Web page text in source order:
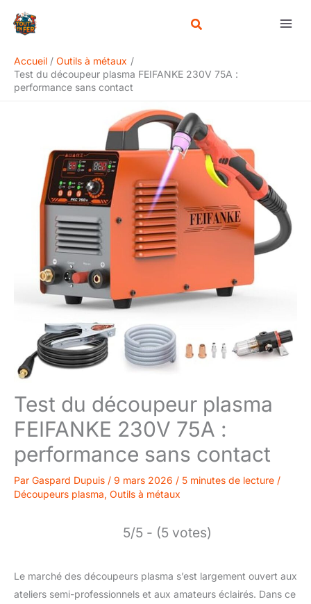
Accueil
Outils à métaux
Test du découpeur plasma FEIFANKE 230V 75A :
performance sans contact
Test du découpeur plasma
FEIFANKE 230V 75A :
performance sans contact
Par Gaspard Dupuis / 9 mars 2026 / 5 minutes de lecture /
Découpeurs plasma, Outils à métaux
5/5 - (5 votes)
Le marché des découpeurs plasma s’est largement ouvert aux
ateliers semi-professionnels et aux amateurs éclairés. Dans ce